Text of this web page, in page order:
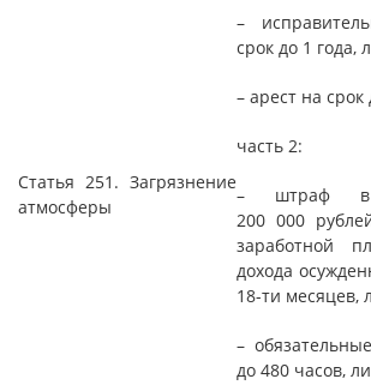
Статья 251. Загрязнение
атмосферы
–
срок до 1 года,
– арест на
часть 2:
– штраф в
200 000
заработной
дохода
18-ти месяцев,
–
до 480 часов,